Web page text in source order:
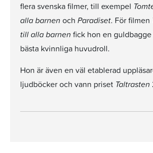
flera svenska filmer, till exempel
alla barnen och Paradiset. För filmen
till alla barnen fick hon en
bästa kvinnliga huvudroll.
Hon är även en väl etablerad
ljudböcker och vann priset Taltrasten